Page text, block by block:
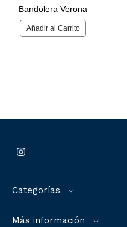
Categorías
Más información